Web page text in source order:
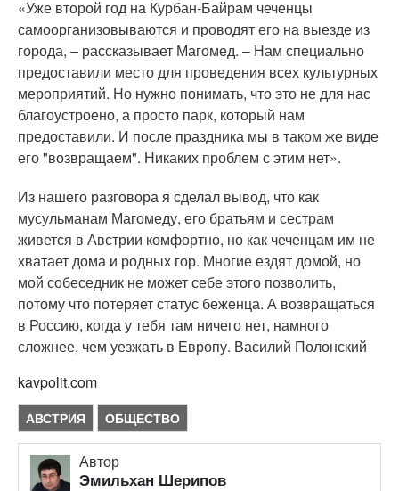
«Уже второй год на Курбан-Байрам чеченцы
самоорганизовываются и проводят его на выезде из
города, – рассказывает Магомед. – Нам специально
предоставили место для проведения всех культурных
мероприятий. Но нужно понимать, что это не для нас
благоустроено, а просто парк, который нам
предоставили. И после праздника мы в таком же виде
его "возвращаем". Никаких проблем с этим нет».
Из нашего разговора я сделал вывод, что как
мусульманам Магомеду, его братьям и сестрам
живется в Австрии комфортно, но как чеченцам им не
хватает дома и родных гор. Многие ездят домой, но
мой собеседник не может себе этого позволить,
потому что потеряет статус беженца. А возвращаться
в Россию, когда у тебя там ничего нет, намного
сложнее, чем уезжать в Европу. Василий Полонский
kavpolit.com
АВСТРИЯ ОБЩЕСТВО
Автор
Эмильхан Шерипов